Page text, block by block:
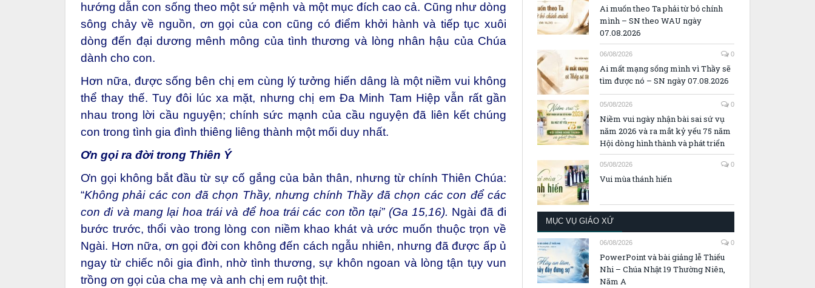
hướng dẫn con sống theo một sứ mệnh và một mục đích cao cả. Cũng như dòng
sông chảy về nguồn, ơn gọi của con cũng có điểm khởi hành và tiếp tục xuôi
dòng đến đại dương mênh mông của tình thương và lòng nhân hậu của Chúa
dành cho con.
Hơn nữa, được sống bên chị em cùng lý tưởng hiến dâng là một niềm vui không
thể thay thế. Tuy đôi lúc xa mặt, nhưng chị em Đa Minh Tam Hiệp vẫn rất gần
nhau trong lời cầu nguyện; chính sức mạnh của cầu nguyện đã liên kết chúng
con trong tình gia đình thiêng liêng thành một mối duy nhất.
Ơn gọi ra đời trong Thiên Ý
Ơn gọi không bắt đầu từ sự cố gắng của bản thân, nhưng từ chính Thiên Chúa:
“Không phải các con đã chọn Thầy, nhưng chính Thầy đã chọn các con để các
con đi và mang lại hoa trái và để hoa trái các con tồn tại” (Ga 15,16). Ngài đã đi
bước trước, thổi vào trong lòng con niềm khao khát và ước muốn thuộc trọn về
Ngài. Hơn nữa, ơn gọi đời con không đến cách ngẫu nhiên, nhưng đã được ấp ủ
ngay từ chiếc nôi gia đình, nhờ tình thương, sự khôn ngoan và lòng tận tụy vun
trồng ơn gọi của cha mẹ và anh chị em ruột thịt.
Ai muốn theo Ta phải từ bỏ chính
mình – SN theo WAU ngày
07.08.2026
06/08/2026 0
Ai mất mạng sống mình vì Thầy sẽ
tìm được nó – SN ngày 07.08.2026
05/08/2026 0
Niềm vui ngày nhận bài sai sứ vụ
năm 2026 và ra mắt kỷ yếu 75 năm
Hội dòng hình thành và phát triển
05/08/2026 0
Vui mùa thánh hiến
MỤC VỤ GIÁO XỨ
06/08/2026 0
PowerPoint và bài giảng lễ Thiếu
Nhi – Chúa Nhật 19 Thường Niên,
Năm A